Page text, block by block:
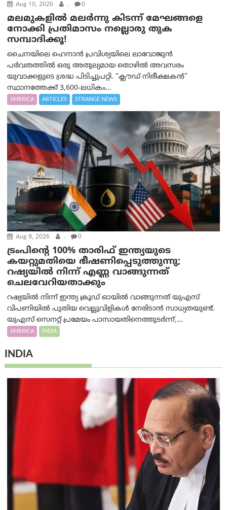
Aug 10, 2026 . 0
മലമുകളില്‍ മലര്‍ന്നു കിടന്ന് മേഘങ്ങളെ
നോക്കി പ്രതിമാസം നല്ലൊരു തുക
സമ്പാദിക്കൂ!
ചൈനയിലെ ഹെനാൻ പ്രവിശ്യയിലെ ലാവോജുൻ
പർവതത്തിൽ ഒരു അതുല്യമായ തൊഴിൽ അവസരം
യുവാക്കളുടെ ശ്രദ്ധ പിടിച്ചുപറ്റി. “ക്ലൗഡ് നിരീക്ഷകൻ”
സ്ഥാനത്തേക്ക് 3,600-ലധികം...
AMERICA ARTICLES STRANGE NEWS
Aug 9, 2026 . 0
ട്രം‌പിന്റെ 100% താരിഫ് ഇന്ത്യയുടെ
കയറ്റുമതിയെ ഭീഷണിപ്പെടുത്തുന്നു;
റഷ്യയിൽ നിന്ന് എണ്ണ വാങ്ങുന്നത്
ചെലവേറിയതാക്കും
റഷ്യയിൽ നിന്ന് ഇന്ത്യ ക്രൂഡ് ഓയിൽ വാങ്ങുന്നത് യുഎസ്
വിപണിയിൽ പുതിയ വെല്ലുവിളികൾ നേരിടാൻ സാധ്യതയുണ്ട്.
യുഎസ് സെനറ്റ് പ്രമേയം പാസായതിനെത്തുടർന്ന്,...
AMERICA INDIA
INDIA